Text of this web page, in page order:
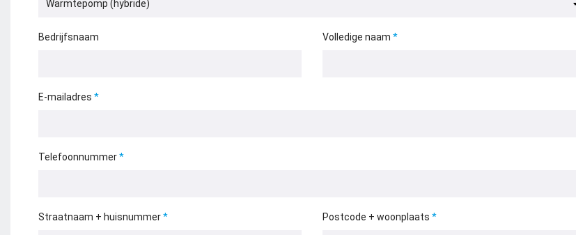
Bedrijfsnaam Volledige naam
E-mailadres
Telefoonnummer
Straatnaam + huisnummer Postcode + woonplaats